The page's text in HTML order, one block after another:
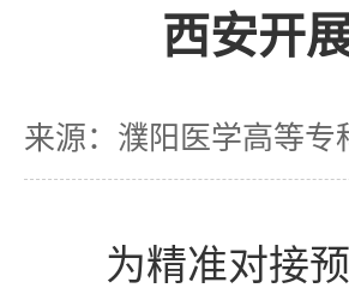
西安开
来源：濮阳医学高等专
为精准对接